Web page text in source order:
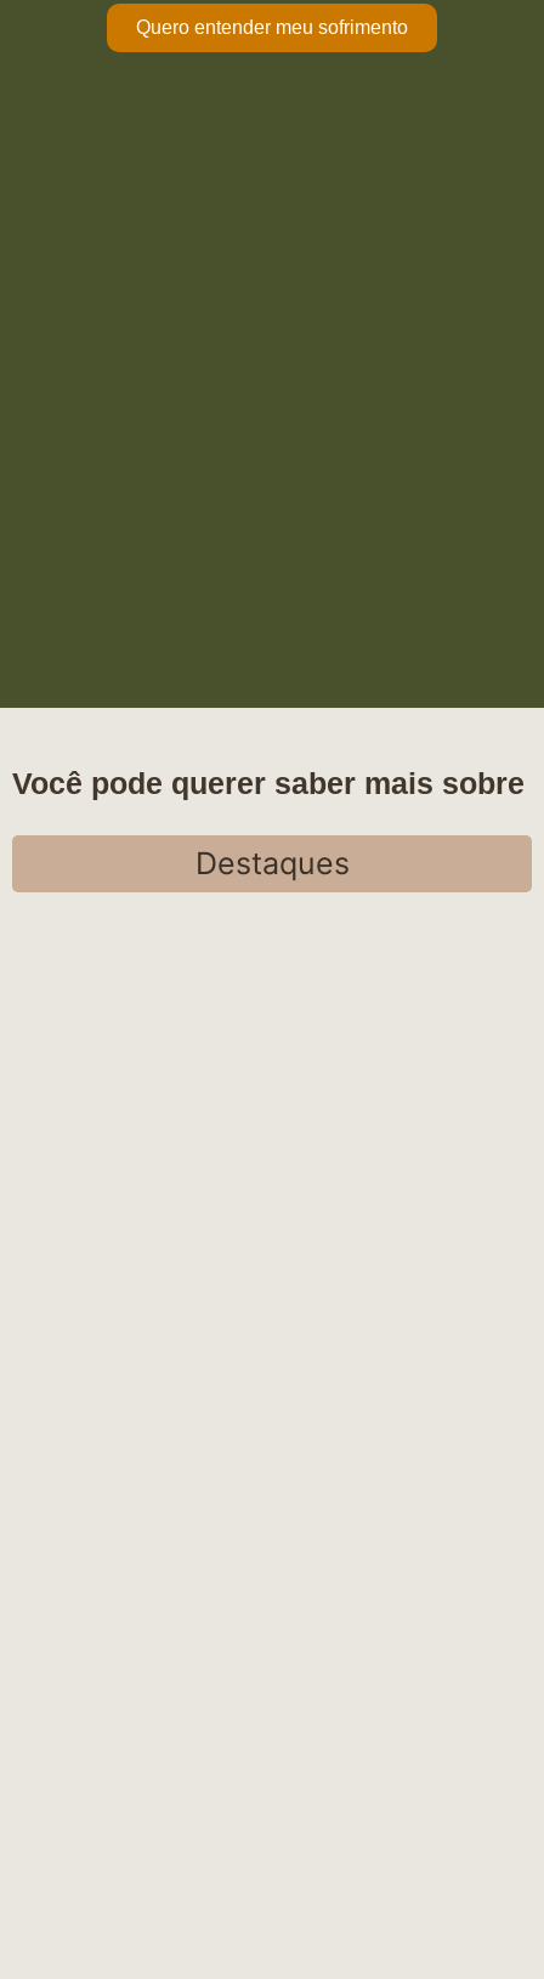
Quero entender meu sofrimento
Você pode querer saber mais sobre
Destaques